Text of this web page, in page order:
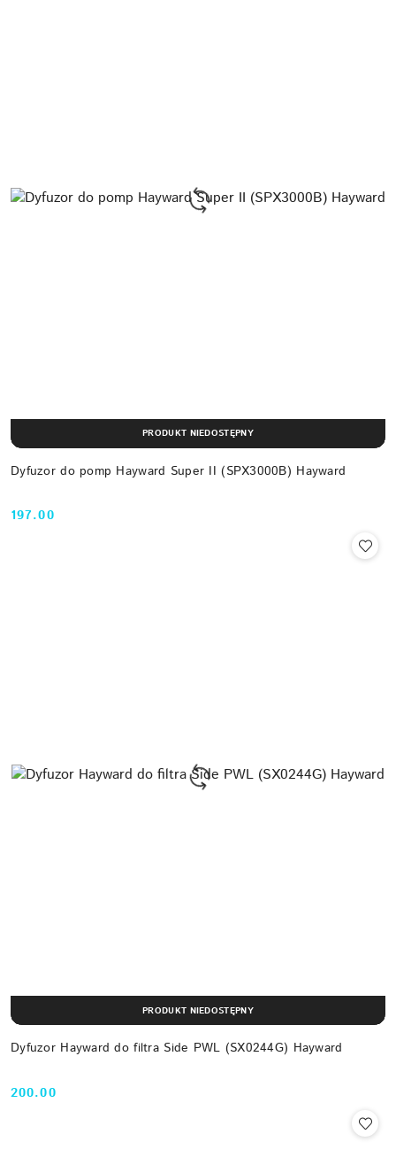
Dyfuzor do pomp Hayward Super II (SPX3000B) Hayward
Cena:
197.00
PRODUKT NIEDOSTĘPNY
Dyfuzor Hayward do filtra Side PWL (SX0244G) Hayward
Cena:
200.00
PRODUKT NIEDOSTĘPNY